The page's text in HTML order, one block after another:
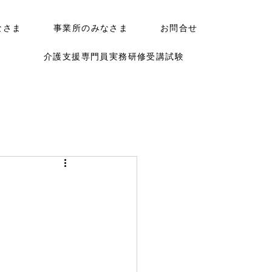
ま 事業所のみなさま お問合せ
介護支援専門員実務研修受講試験